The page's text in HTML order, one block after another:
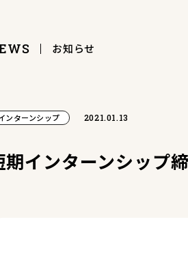
お知らせ
ンターンシップ 2021.01.13
期インターンシップ